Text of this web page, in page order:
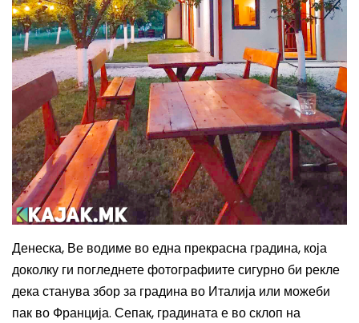
Денеска, Ве водиме во една прекрасна градина, која
доколку ги погледнете фотографиите сигурно би рекле
дека станува збор за градина во Италија или можеби
пак во Франција. Сепак, градинатае во склоп на